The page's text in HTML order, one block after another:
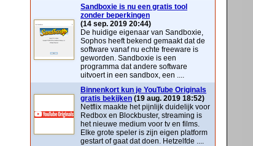
Sandboxie is nu een gratis tool
zonder beperkingen
(14 sep. 2019 20:44)
De huidige eigenaar van Sandboxie,
Sophos heeft bekend gemaakt dat de
software vanaf nu echte freeware is
geworden. Sandboxie is een
programma dat andere software
uitvoert in een sandbox, een ....
Binnenkort kun je YouTube Originals
gratis bekijken (19 aug. 2019 18:52)
Netflix maakte het pijnlijk duidelijk voor
Redbox en Blockbuster, streaming is
het nieuwe medium voor tv en films.
Elke grote speler is zijn eigen platform
gestart of gaat dat doen. Hetzelfde ....